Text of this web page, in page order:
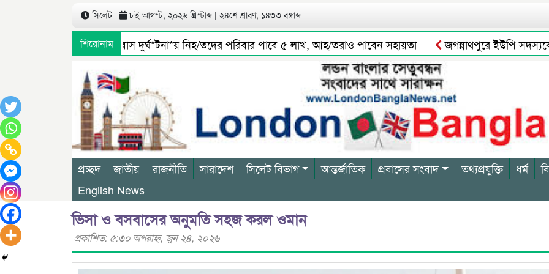
সিলেট ৮ই আগস্ট, ২০২৬ খ্রিস্টাব্দ | ২৪শে শ্রাবণ, ১৪৩৩ বঙ্গাব্দ
শিরোনাম
সিলেটে বাস দুর্ঘ*টনা*য় নিহ/তদের পরিবার পাবে ৫ লাখ, আহ/তরাও পাবেন সহায়তা জগন্নাথপুরে ইউপি সদস্যকে
প্রচ্ছদ জাতীয় রাজনীতি সারাদেশ সিলেট বিভাগ আন্তর্জাতিক প্রবাসের সংবাদ তথ্যপ্রযুক্তি ধর্ম
English News
ভিসা ও বসবাসের অনুমতি সহজ করল ওমান
প্রকাশিত: ৫:৩০ অপরাহ্ণ, জুন ২৪, ২০২৬